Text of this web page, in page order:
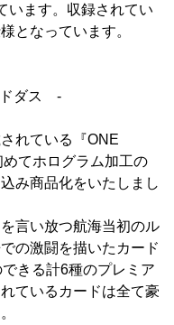
います。収録されてい
となっています。
ドダス -
れている『ONE
てホログラム加工の
み商品化をいたしまし
言い放つ航海当初のル
の激闘を描いたカード
きる計6種のプレミア
ているカードは全て豪